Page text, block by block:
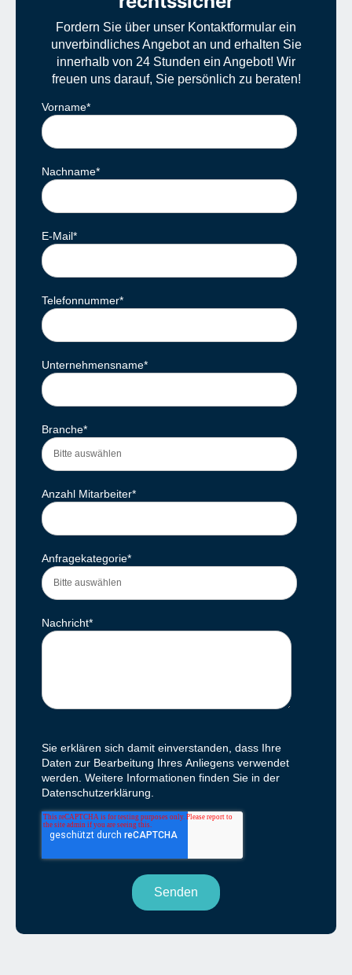
Fordern Sie über unser Kontaktformular ein
unverbindliches Angebot an und erhalten Sie
innerhalb von 24 Stunden ein Angebot! Wir
freuen uns darauf, Sie persönlich zu beraten!
Vorname*
Nachname*
E-Mail*
Telefonnummer*
Unternehmensname*
Branche*
Anzahl Mitarbeiter*
Anfragekategorie*
Nachricht*
Sie erklären sich damit einverstanden, dass Ihre
Daten zur Bearbeitung Ihres Anliegens verwendet
werden. Weitere Informationen finden Sie in der
Datenschutzerklärung.